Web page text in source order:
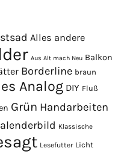
Alles andere
Aus Alt mach Neu Balkon
Borderline braun
Analog DIY Fluß
Grün Handarbeiten
Klassische
Lesefutter Licht